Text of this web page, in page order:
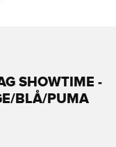
SHOWTIME -
BLÅ/PUMA